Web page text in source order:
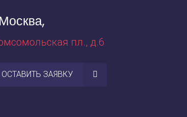
пл., д.6
ОСТАВИТЬ ЗАЯВКУ